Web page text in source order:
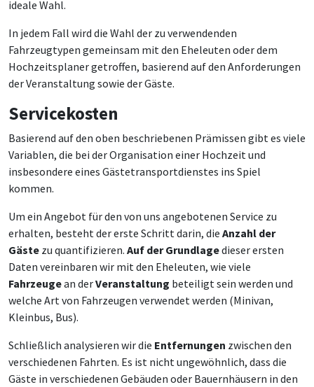
ideale Wahl.
In jedem Fall wird die Wahl der zu verwendenden
Fahrzeugtypen gemeinsam mit den Eheleuten oder dem
Hochzeitsplaner getroffen, basierend auf den Anforderungen
der Veranstaltung sowie der Gäste.
Servicekosten
Basierend auf den oben beschriebenen Prämissen gibt es viele
Variablen, die bei der Organisation einer Hochzeit und
insbesondere eines Gästetransportdienstes ins Spiel
kommen.
Um ein Angebot für den von uns angebotenen Service zu
erhalten, besteht der erste Schritt darin, die Anzahl der
Gäste zu quantifizieren. Auf der Grundlagedieser ersten
Daten vereinbaren wir mit den Eheleuten, wie viele
Fahrzeugean derVeranstaltung beteiligt sein werden und
welche Art von Fahrzeugen verwendet werden (Minivan,
Kleinbus, Bus).
Schließlich analysieren wir die Entfernungen zwischen den
verschiedenen Fahrten. Es ist nicht ungewöhnlich, dass die
Gäste in verschiedenen Gebäuden oder Bauernhäusern in den